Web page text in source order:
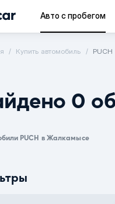
Авто с пробегом
Купить автомобиль PUCH
0
PUCH в Жалкамысе